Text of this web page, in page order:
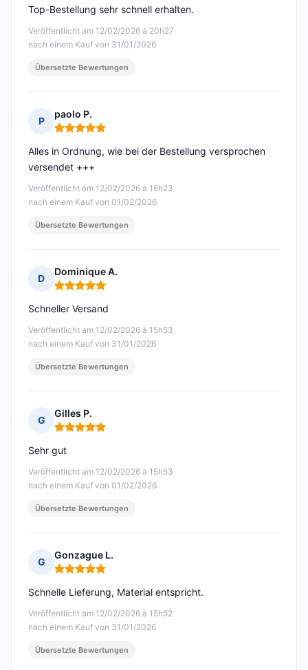
Veröffentlicht am 12/02/2026 à 20h27
nach einem Kauf von 31/01/2026
Top-Bestellung sehr schnell erhalten.
Übersetzte Bewertungen
P
paolo P.
Hinweis: 5 von 5
Veröffentlicht am 12/02/2026 à 16h23
nach einem Kauf von 01/02/2026
Alles in Ordnung, wie bei der Bestellung versprochen
versendet +++
Übersetzte Bewertungen
D
Dominique A.
Hinweis: 5 von 5
Veröffentlicht am 12/02/2026 à 15h53
nach einem Kauf von 31/01/2026
Schneller Versand
Übersetzte Bewertungen
G
Gilles P.
Hinweis: 5 von 5
Veröffentlicht am 12/02/2026 à 15h53
nach einem Kauf von 01/02/2026
Sehr gut
Übersetzte Bewertungen
G
Gonzague L.
Hinweis: 5 von 5
Veröffentlicht am 12/02/2026 à 15h52
nach einem Kauf von 31/01/2026
Schnelle Lieferung, Material entspricht.
Übersetzte Bewertungen